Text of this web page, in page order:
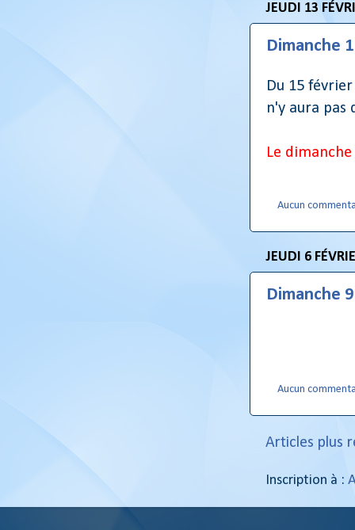
JEUDI 13
Dimanche
Du 15
n'y aura pas
Le
Aucun
JEUDI 6
Dimanche
Aucun
Articles plus
Inscription à :